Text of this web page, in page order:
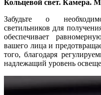
Кольцевой свет. Камера.
Забудьте о
светильников для
обеспечивает
вашего лица и
того, благодаря
надлежащий уровень